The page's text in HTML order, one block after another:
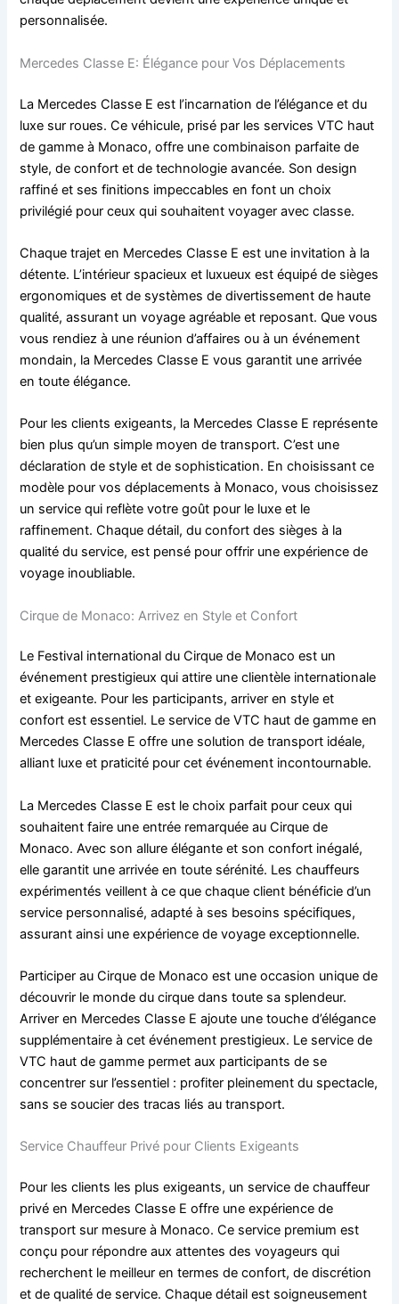
personnalisée.
Mercedes Classe E: Élégance pour Vos Déplacements
La Mercedes Classe E est l’incarnation de l’élégance et du
luxe sur roues. Ce véhicule, prisé par les services VTC haut
de gamme à Monaco, offre une combinaison parfaite de
style, de confort et de technologie avancée. Son design
raffiné et ses finitions impeccables en font un choix
privilégié pour ceux qui souhaitent voyager avec classe.
Chaque trajet en Mercedes Classe E est une invitation à la
détente. L’intérieur spacieux et luxueux est équipé de sièges
ergonomiques et de systèmes de divertissement de haute
qualité, assurant un voyage agréable et reposant. Que vous
vous rendiez à une réunion d’affaires ou à un événement
mondain, la Mercedes Classe E vous garantit une arrivée
en toute élégance.
Pour les clients exigeants, la Mercedes Classe E représente
bien plus qu’un simple moyen de transport. C’est une
déclaration de style et de sophistication. En choisissant ce
modèle pour vos déplacements à Monaco, vous choisissez
un service qui reflète votre goût pour le luxe et le
raffinement. Chaque détail, du confort des sièges à la
qualité du service, est pensé pour offrir une expérience de
voyage inoubliable.
Cirque de Monaco: Arrivez en Style et Confort
Le Festival international du Cirque de Monaco est un
événement prestigieux qui attire une clientèle internationale
et exigeante. Pour les participants, arriver en style et
confort est essentiel. Le service de VTC haut de gamme en
Mercedes Classe E offre une solution de transport idéale,
alliant luxe et praticité pour cet événement incontournable.
La Mercedes Classe E est le choix parfait pour ceux qui
souhaitent faire une entrée remarquée au Cirque de
Monaco. Avec son allure élégante et son confort inégalé,
elle garantit une arrivée en toute sérénité. Les chauffeurs
expérimentés veillent à ce que chaque client bénéficie d’un
service personnalisé, adapté à ses besoins spécifiques,
assurant ainsi une expérience de voyage exceptionnelle.
Participer au Cirque de Monaco est une occasion unique de
découvrir le monde du cirque dans toute sa splendeur.
Arriver en Mercedes Classe E ajoute une touche d’élégance
supplémentaire à cet événement prestigieux. Le service de
VTC haut de gamme permet aux participants de se
concentrer sur l’essentiel : profiter pleinement du spectacle,
sans se soucier des tracas liés au transport.
Service Chauffeur Privé pour Clients Exigeants
Pour les clients les plus exigeants, un service de chauffeur
privé en Mercedes Classe E offre une expérience de
transport sur mesure à Monaco. Ce service premium est
conçu pour répondre aux attentes des voyageurs qui
recherchent le meilleur en termes de confort, de discrétion
et de qualité de service. Chaque détail est soigneusement